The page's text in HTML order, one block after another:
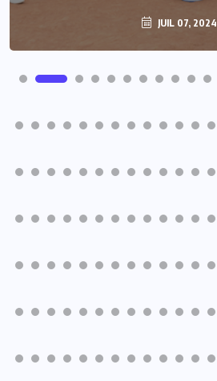
JUIL 07, 2024